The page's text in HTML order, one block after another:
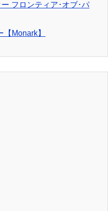
フロンティア･オブ･パ
Monark】